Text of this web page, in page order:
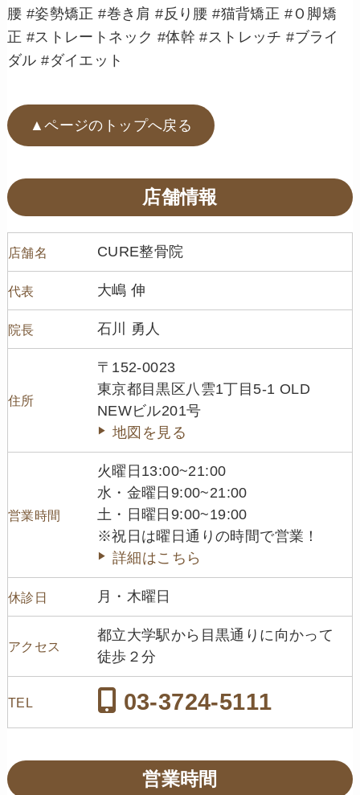
腰 #姿勢矯正 #巻き肩 #反り腰 #猫背矯正 #Ｏ脚矯
正 #ストレートネック #体幹 #ストレッチ #ブライ
ダル #ダイエット
▲ページのトップへ戻る
店舗情報
店舗名 CURE整骨院
代表 大嶋 伸
院長 石川 勇人
住所
〒152-0023
東京都目黒区八雲1丁目5-1 OLD
NEWビル201号
地図を見る
営業時間
火曜日13:00~21:00
水・金曜日9:00~21:00
土・日曜日9:00~19:00
※祝日は曜日通りの時間で営業！
詳細はこちら
休診日 月・木曜日
アクセス
都立大学駅から目黒通りに向かって
徒歩２分
TEL 03-3724-5111
営業時間